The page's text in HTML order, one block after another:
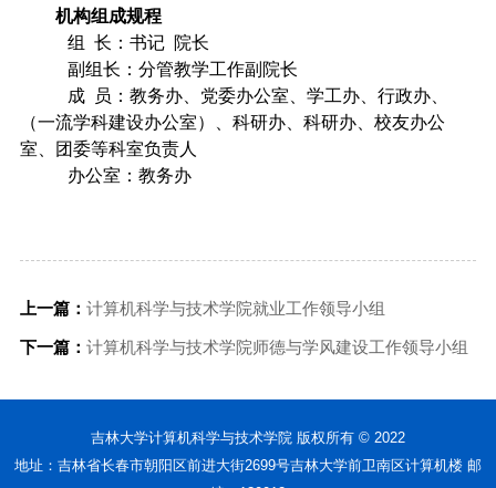
机构组成规程
组
长：书记 院长
副组长：分管教学工作副院长
成 员：教务办、党委办公室、学工办、行政办、
（一流学科建设办公室）、科研办、科研办、校友办公
室、团委等科室负责人
办公室：教务办
上一篇： 计算机科学与技术学院就业工作领导小组
下一篇： 计算机科学与技术学院师德与学风建设工作领导小组
吉林大学计算机科学与技术学院 版权所有 © 2022
地址：吉林省长春市朝阳区前进大街2699号吉林大学前卫南区计算机楼 邮